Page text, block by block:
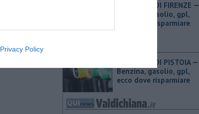
Privacy Policy
PROVINCIA DI FIRENZE — ​
Benzina, gasolio, gpl,
ecco dove risparmiare
PROVINCIA DI PISTOIA — ​
Benzina, gasolio, gpl,
ecco dove risparmiare